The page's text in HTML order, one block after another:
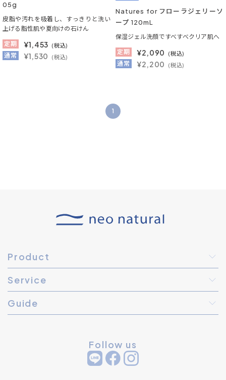
05g
皮脂や汚れを吸着し、すっきりと洗い
上げる脂性肌や夏向けの石けん
定期
¥1,453 (税込)
通常 ¥1,530 (税込)
Natures for フローラジェリーソ
ープ 120mL
保湿ジェル洗顔ですべすべクリア肌へ
定期
¥2,090 (税込)
通常 ¥2,200 (税込)
1
Product
Service
Guide
Follow us